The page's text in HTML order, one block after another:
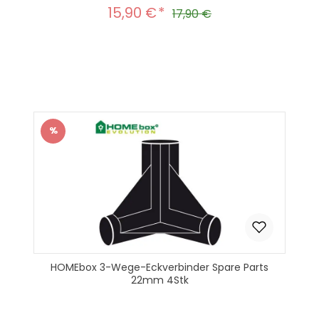
Verkaufspreis:
15,90 € Regulärer Preis:
17,90 €
Rabatt
%
HOMEbox 3-Wege-Eckverbinder Spare Parts
22mm 4Stk